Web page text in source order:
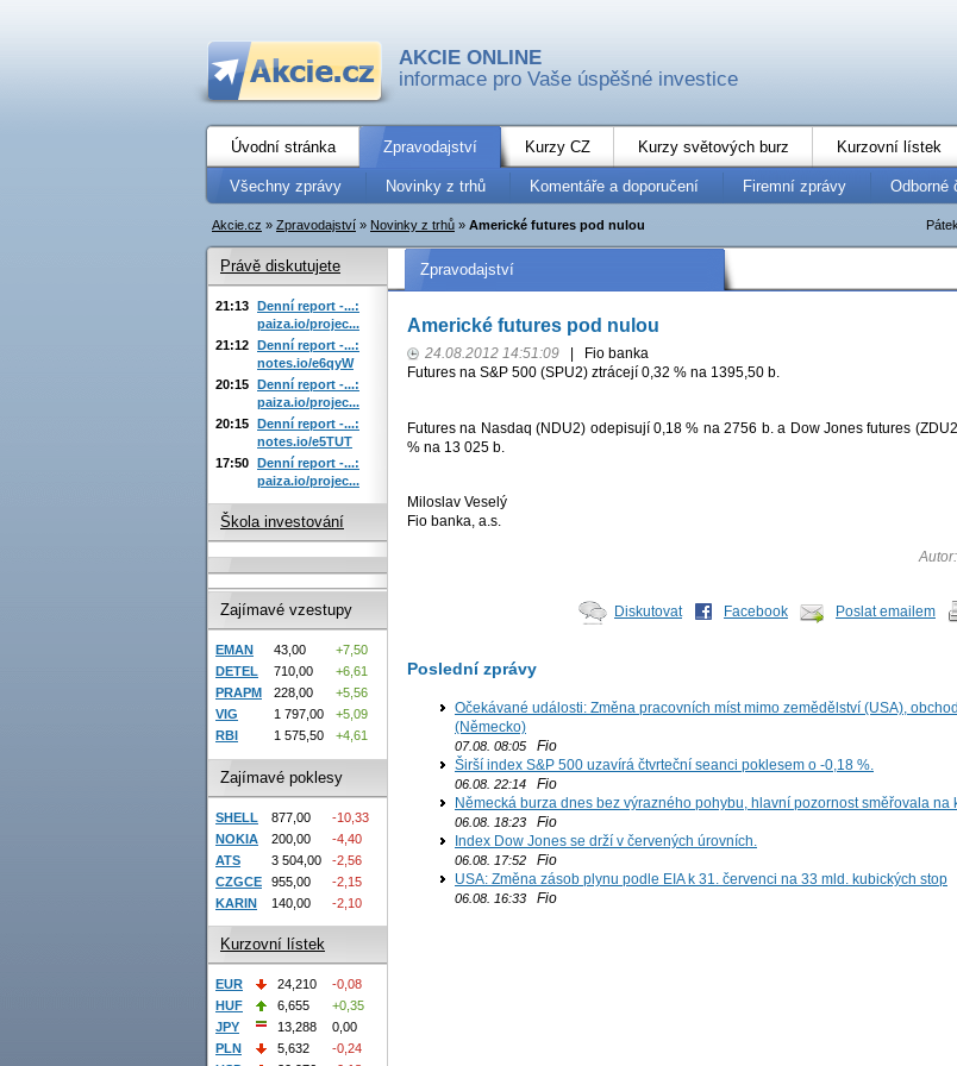
AKCIE ONLINE
informace pro Vaše úspěšné investice
Úvodní stránka Zpravodajství Kurzy CZ Kurzy světových burz Kurzovní lístek
Všechny zprávy Novinky z trhů Komentáře a doporučení Firemní zprávy Odborné
Akcie.cz » Zpravodajství » Novinky z trhů » Americké futures pod nulou
Zpravodajství
Americké futures pod nulou
24.08.2012 14:51:09
Fio banka
Futures na S&P 500 (SPU2) ztrácejí 0,32 % na 1395,50 b.
Futures na Nasdaq (NDU2) odepisují 0,18 % na 2756 b. a Dow Jones futures
% na 13 025 b.
Miloslav Veselý
Fio banka, a.s.
Diskutovat Facebook Poslat emailem
Poslední zprávy
Očekávané události: Změna pracovních míst mimo zemědělství (USA),
(Německo)
07.08. 08:05 Fio
Širší index S&P 500 uzavírá čtvrteční seanci poklesem o -0,18 %.
06.08. 22:14 Fio
Německá burza dnes bez výrazného pohybu, hlavní pozornost směřovala na
06.08. 18:23 Fio
Index Dow Jones se drží v červených úrovních.
06.08. 17:52 Fio
USA: Změna zásob plynu podle EIA k 31. červenci na 33 mld. kubických stop
06.08. 16:33 Fio
Právě diskutujete
21:13 Denní report -...:
paiza.io/projec...
21:12 Denní report -...:
notes.io/e6qyW
20:15 Denní report -...:
paiza.io/projec...
20:15 Denní report -...:
notes.io/e5TUT
17:50 Denní report -...:
paiza.io/projec...
Škola investování
Zajímavé vzestupy
EMAN 43,00
+7,50
DETEL
710,00
+6,61
PRAPM
228,00
+5,56
VIG
1 797,00
+5,09
RBI
1 575,50 +4,61
Zajímavé poklesy
SHELL 877,00
-10,33
NOKIA
200,00
-4,40
ATS
3 504,00
-2,56
CZGCE
955,00
-2,15
KARIN
140,00 -2,10
Kurzovní lístek
EUR 24,210
-0,08
HUF
6,655
+0,35
JPY
13,288
0,00
PLN
5,632
-0,24